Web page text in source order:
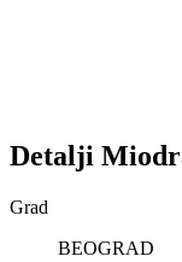
Detalji
Grad
BEOGRAD